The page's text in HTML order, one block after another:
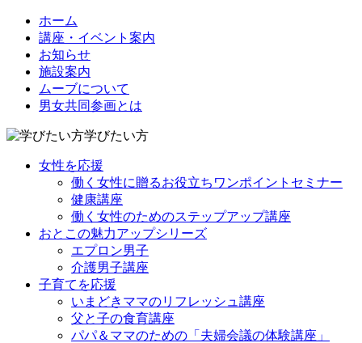
ホーム
講座・イベント案内
お知らせ
施設案内
ムーブについて
男女共同参画とは
学びたい方
女性を応援
働く女性に贈るお役立ちワンポイントセミナー
健康講座
働く女性のためのステップアップ講座
おとこの魅力アップシリーズ
エプロン男子
介護男子講座
子育てを応援
いまどきママのリフレッシュ講座
父と子の食育講座
パパ＆ママのための「夫婦会議の体験講座」